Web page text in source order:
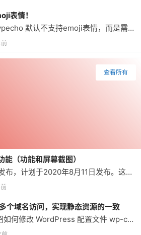
表情！
前言 由于编码的问题 Typecho 默认不支持emoji表情，而是需要我们手动将默认的数据库编码utf8修改为utf8mb4即可，当然别忘了，utf8mb4编码只有在PHP5.5以后才支持。下面就简单记录一下整个修改步骤： 1.修改数据库编码 进入`PhpMyadmin`，选择您的数据库，操作->整理->选择`utf8mb4_unicode_ci` 2.修改数据库表编码 alter …
前
查看所有
（功能和屏幕截图）
WordPress 5.5 beta已发布，计划于2020年8月11日发布。这将是该年度的第二个主要WordPress版本，其···
个域名访问，实现静态资源的一致
在本教程中，我们将介绍如何修改 WordPress 配置文件 wp-config.php 来实现 WordPress 网站的多域名访问，并防止恶意域名解析。此外，我们还将讨论如何处理静态资源文件的访问路径。 第一步：修改 wp-config.php 文件以禁用域名检查 在 WordPress 根目录下找到并编辑 wp-config.php 文件。在 <?php 标签后的第三行插入以下代码： …